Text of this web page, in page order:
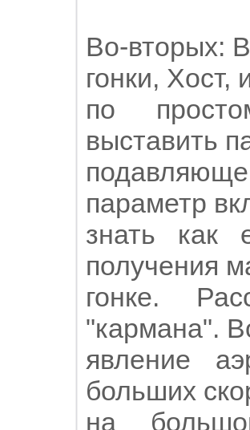
Во-вторых:
гонки, Хост,
по
выставить
параметр
знать как
получения
гонке.
"кармана".
явление
больших
на